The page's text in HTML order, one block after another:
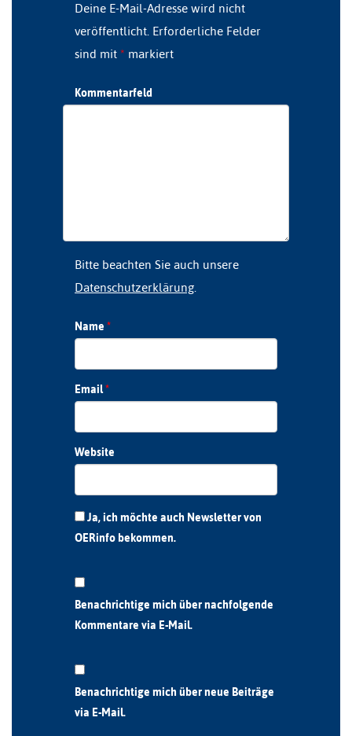
Deine E-Mail-Adresse wird nicht
veröffentlicht. Erforderliche Felder
sind mit * markiert
Kommentarfeld
Bitte beachten Sie auch unsere
Datenschutzerklärung
Name *
Email*
Website
Ja, ich möchte auch Newsletter von
OERinfo bekommen.
Benachrichtige mich über nachfolgende
Kommentare via E-Mail.
Benachrichtige mich über neue Beiträge
via E-Mail.